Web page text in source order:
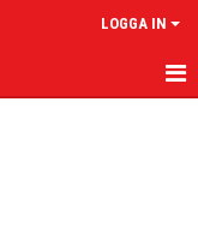
LOGGA IN